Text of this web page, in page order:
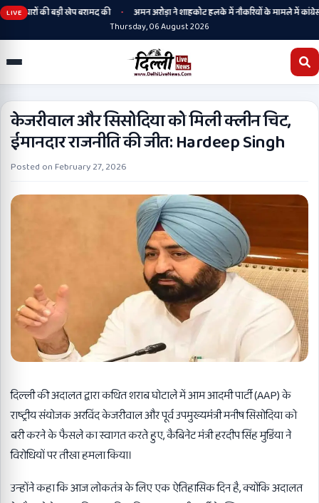
LIVE की बड़ी खेप बरामद की •
अमन अरोड़ा ने शाहकोट हलके में नौकरियों के मामले में कांग्रेसी
Thursday, 06 August 2026
केजरीवाल और सिसोदिया को मिली क्लीन चिट,
ईमानदार राजनीति की जीत: Hardeep Singh
Posted onFebruary 27, 2026
दिल्ली की अदालत द्वारा कथित शराब घोटाले में आम आदमी पार्टी (AAP) के
राष्ट्रीय संयोजक अरविंद केजरीवाल और पूर्व उपमुख्यमंत्री मनीष सिसोदिया को
बरी करने के फैसले का स्वागत करते हुए, कैबिनेट मंत्री हरदीप सिंह मुडिंया ने
विरोधियों पर तीखा हमला किया।
उन्होंने कहा कि आज लोकतंत्र के लिए एक ऐतिहासिक दिन है, क्योंकि अदालत